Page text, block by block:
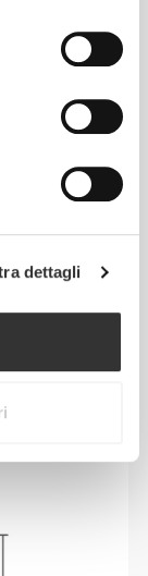
dettagli